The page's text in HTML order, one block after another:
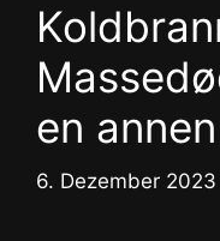
en
6. Dezember 2023